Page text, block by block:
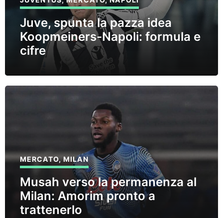
Juve, spunta la pazza idea
Koopmeiners-Napoli: formula e
cifre
MERCATO,MILAN
Musah verso la permanenza al
Milan: Amorim pronto a
trattenerlo